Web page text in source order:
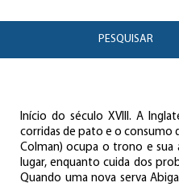
PESQUISAR
Início do século XVIII. A
corridas de pato e o consumo
Colman) ocupa o trono e sua
lugar, enquanto cuida dos
Quando uma nova serva